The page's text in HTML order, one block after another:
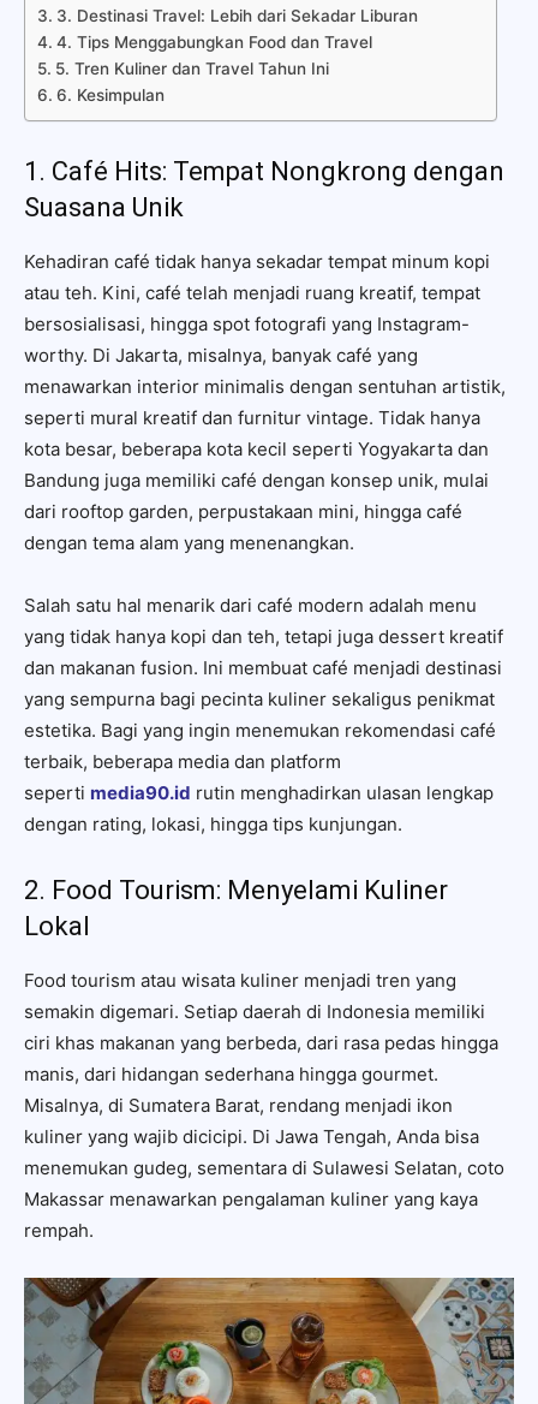
3. Destinasi Travel: Lebih dari Sekadar Liburan
4. Tips Menggabungkan Food dan Travel
5. Tren Kuliner dan Travel Tahun Ini
6. Kesimpulan
1. Café Hits: Tempat Nongkrong dengan
Suasana Unik
Kehadiran café tidak hanya sekadar tempat minum kopi
atau teh. Kini, café telah menjadi ruang kreatif, tempat
bersosialisasi, hingga spot fotografi yang Instagram-
worthy. Di Jakarta, misalnya, banyak café yang
menawarkan interior minimalis dengan sentuhan artistik,
seperti mural kreatif dan furnitur vintage. Tidak hanya
kota besar, beberapa kota kecil seperti Yogyakarta dan
Bandung juga memiliki café dengan konsep unik, mulai
dari rooftop garden, perpustakaan mini, hingga café
dengan tema alam yang menenangkan.
Salah satu hal menarik dari café modern adalah menu
yang tidak hanya kopi dan teh, tetapi juga dessert kreatif
dan makanan fusion. Ini membuat café menjadi destinasi
yang sempurna bagi pecinta kuliner sekaligus penikmat
estetika. Bagi yang ingin menemukan rekomendasi café
terbaik, beberapa media dan platform
seperti media90.id rutin menghadirkan ulasan lengkap
dengan rating, lokasi, hingga tips kunjungan.
2. Food Tourism: Menyelami Kuliner
Lokal
Food tourism atau wisata kuliner menjadi tren yang
semakin digemari. Setiap daerah di Indonesia memiliki
ciri khas makanan yang berbeda, dari rasa pedas hingga
manis, dari hidangan sederhana hingga gourmet.
Misalnya, di Sumatera Barat, rendang menjadi ikon
kuliner yang wajib dicicipi. Di Jawa Tengah, Anda bisa
menemukan gudeg, sementara di Sulawesi Selatan, coto
Makassar menawarkan pengalaman kuliner yang kaya
rempah.